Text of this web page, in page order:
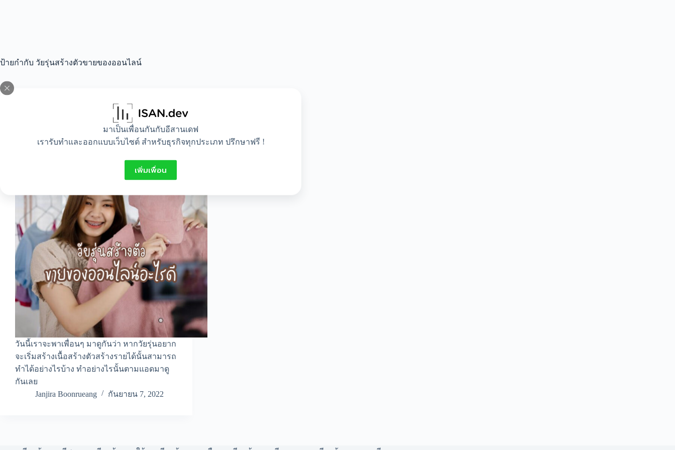
มาเป็นเพื่อนกันกับอีสานเดฟ
เรารับทำและออกแบบเว็บไซต์ สำหรับธุรกิจทุกประเภท ปรึกษาฟรี !
เพิ่มเพื่อน
ป้ายกำกับ วัยรุ่นสร้างตัวขายของออนไลน์
วัยรุ่นสร้างตัวขายของออนไลน์อะไรดี
วันนี้เราจะพาเพื่อนๆ มาดูกันว่า หากวัยรุ่นอยาก
จะเริ่มสร้างเนื้อสร้างตัวสร้างรายได้นั้นสามารถ
ทำได้อย่างไรบ้าง ทำอย่างไรนั้นตามแอดมาดู
กันเลย
Janjira Boonrueang
กันยายน 7, 2022